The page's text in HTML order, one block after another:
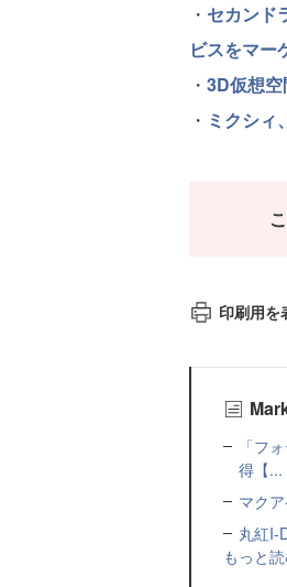
・ セカンド
ビスをマー
・ 3D仮想
・ ミクシィ
印刷用を
「フ
得【...
マク
丸紅I-
もっと